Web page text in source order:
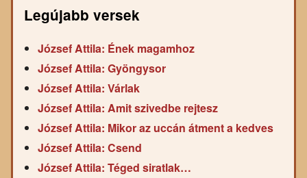
Legújabb versek
József Attila: Ének magamhoz
József Attila: Gyöngysor
József Attila: Várlak
József Attila: Amit szivedbe rejtesz
József Attila: Mikor az uccán átment a kedves
József Attila: Csend
József Attila: Téged siratlak…